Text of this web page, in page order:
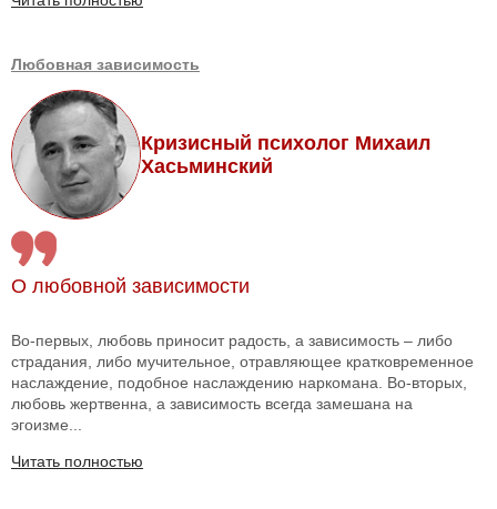
Любовная зависимость
Кризисный психолог Михаил
Хасьминский
О любовной зависимости
Во-первых, любовь приносит радость, а зависимость – либо
страдания, либо мучительное, отравляющее кратковременное
наслаждение, подобное наслаждению наркомана. Во-вторых,
любовь жертвенна, а зависимость всегда замешана на
эгоизме...
Читать полностью